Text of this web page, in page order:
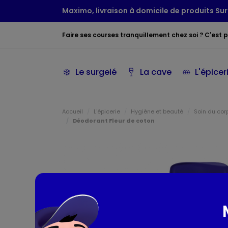
Maximo, livraison à domicile de produits
Faire ses courses tranquillement chez soi ? C'est
Le surgelé La cave
Accueil L'épicerie Hygiène et beauté Soin du
Déodorant Fleur de coton